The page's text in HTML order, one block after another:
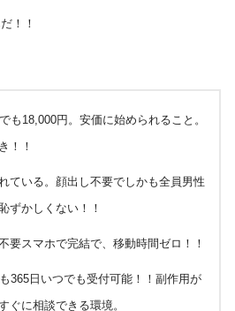
！！
も18,000円。安価に始められること。
！！
ている。顔出し不要でしかも全員男性
ずかしくない！！
要スマホで完結で、移動時間ゼロ！！
365日いつでも受付可能！！副作用が
ぐに相談できる環境。